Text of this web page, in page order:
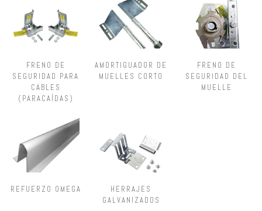
FRENO DE
SEGURIDAD PARA
CABLES
(PARACAÍDAS)
AMORTIGUADOR DE
MUELLES CORTO
FRENO DE
SEGURIDAD DEL
MUELLE
REFUERZO OMEGA
HERRAJES
GALVANIZADOS